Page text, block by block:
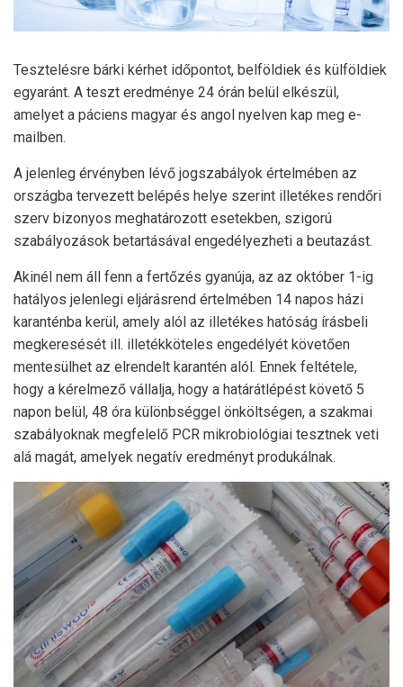
Tesztelésre bárki kérhet időpontot, belföldiek és külföldiek
egyaránt. A teszt eredménye 24 órán belül elkészül,
amelyet a páciens magyar és angol nyelven kap meg e-
mailben.
A jelenleg érvényben lévő jogszabályok értelmében az
országba tervezett belépés helye szerint illetékes rendőri
szerv bizonyos meghatározott esetekben, szigorú
szabályozások betartásával engedélyezheti a beutazást.
Akinél nem áll fenn a fertőzés gyanúja, az az október 1-ig
hatályos jelenlegi eljárásrend értelmében 14 napos házi
karanténba kerül, amely alól az illetékes hatóság írásbeli
megkeresését ill. illetékköteles engedélyét követően
mentesülhet az elrendelt karantén alól. Ennek feltétele,
hogy a kérelmező vállalja, hogy a határátlépést követő 5
napon belül, 48 óra különbséggel önköltségen, a szakmai
szabályoknak megfelelő PCR mikrobiológiai tesztnek veti
alá magát, amelyek negatív eredményt produkálnak.